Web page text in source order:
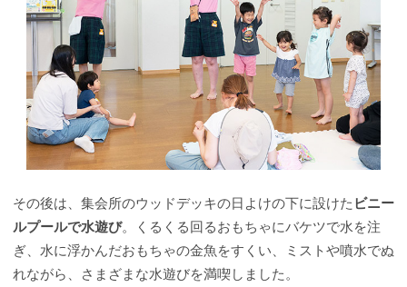
その後は、集会所のウッドデッキの日よけの下に設けた ビニー
ルプールで水遊び。くるくる回るおもちゃにバケツで水を注
ぎ、水に浮かんだおもちゃの金魚をすくい、ミストや噴水でぬ
れながら、さまざまな水遊びを満喫しました。